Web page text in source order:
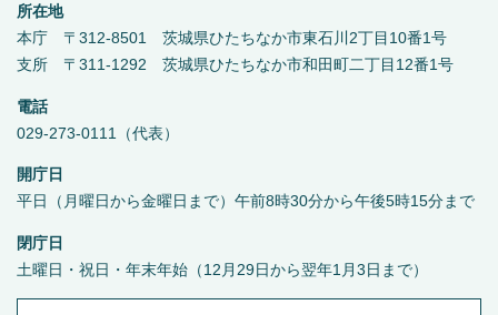
所在地
本庁 〒312-8501 茨城県ひたちなか市東石川2丁目10番1号
支所 〒311-1292 茨城県ひたちなか市和田町二丁目12番1号
電話
029-273-0111（代表）
開庁日
平日（月曜日から金曜日まで）午前8時30分から午後5時15分まで
閉庁日
土曜日・祝日・年末年始（12月29日から翌年1月3日まで）